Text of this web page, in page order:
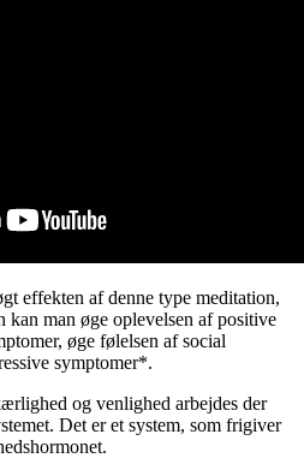
effekten af denne type meditation,
kan man øge oplevelsen af positive
øge følelsen af social
symptomer*.
og venlighed arbejdes der
Det er et system, som frigiver